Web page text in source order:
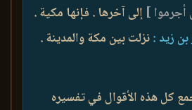
أجرموا ] إلى آخرها . فإنها مكية .
زيد :نزلت بين مكة والمدينة .
كل هذه الأقوال في تفسيره